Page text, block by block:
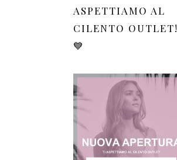
ASPETTIAMO AL
CILENTO OUTLET!
💙